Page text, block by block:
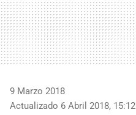
9 Marzo 2018
Actualizado 6 Abril 2018, 15:12